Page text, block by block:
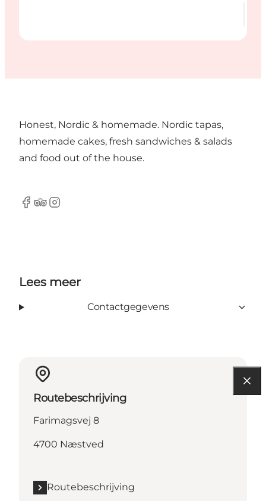
Honest, Nordic & homemade. Nordic tapas,
homemade cakes, fresh sandwiches & salads
and food out of the house.
Facebook
TripAdvisor
Instagram
Lees meer
Contactgegevens
Routebeschrijving
Farimagsvej 8
4700 Næstved
Routebeschrijving